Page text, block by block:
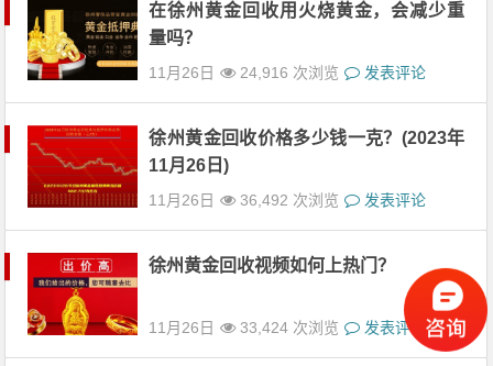
在徐州黄金回收用火烧黄金，会减少重
量吗？
11月26日 24,916 次浏览 发表评论
徐州黄金回收价格多少钱一克？(2023年
11月26日)
11月26日 36,492 次浏览 发表评论
徐州黄金回收视频如何上热门？
11月26日 33,424 次浏览 发表评论